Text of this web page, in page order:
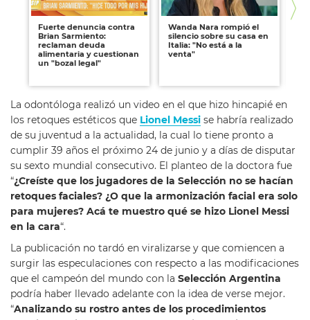
Fuerte denuncia contra
Brian Sarmiento:
reclaman deuda
alimentaria y cuestionan
un "bozal legal"
Wanda Nara rompió el
silencio sobre su casa en
Italia: "No está a la
venta"
La odontóloga realizó un video en el que hizo hincapié en
los retoques estéticos que Lionel Messi se habría realizado
de su juventud a la actualidad, la cual lo tiene pronto a
cumplir 39 años el próximo 24 de junio y a días de disputar
su sexto mundial consecutivo. El planteo de la doctora fue
“¿Creíste que los jugadores de la Selección no se hacían
retoques faciales? ¿O que la armonización facial era solo
para mujeres? Acá te muestro qué se hizo Lionel Messi
en la cara“.
La publicación no tardó en viralizarse y que comiencen a
surgir las especulaciones con respecto a las modificaciones
que el campeón del mundo con la Selección Argentina
podría haber llevado adelante con la idea de verse mejor.
“Analizando su rostro antes de los procedimientos